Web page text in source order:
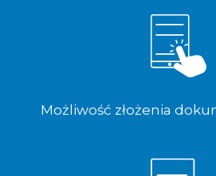
Możliwość złożenia